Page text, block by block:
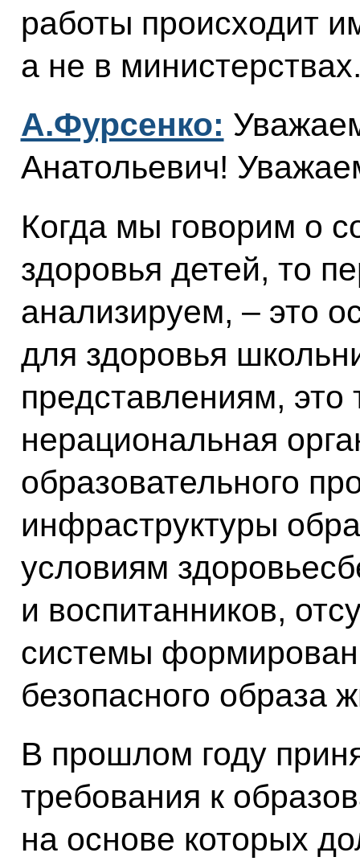
работы происходит
а не в
А.Фурсенко:
Анатольевич!
Когда мы говорим о
здоровья детей, то
анализируем, – это
для здоровья
представлениям, это
нерациональная
образовательного
инфраструктуры
условиям
и воспитанников,
системы
безопасного образа
В прошлом году
требования к
на основе которых